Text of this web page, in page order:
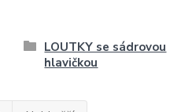
LOUTKY se sádrovou
hlavičkou